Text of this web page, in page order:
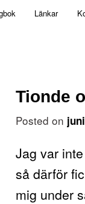
Länkar
Tionde
Posted on
Jag var
så därför
mig under